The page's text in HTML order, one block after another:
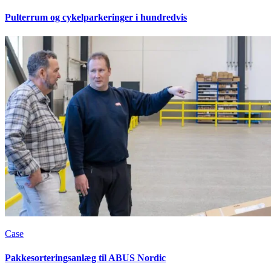
Pulterrum og cykelparkeringer i hundredvis
Case
Pakkesorteringsanlæg til ABUS Nordic